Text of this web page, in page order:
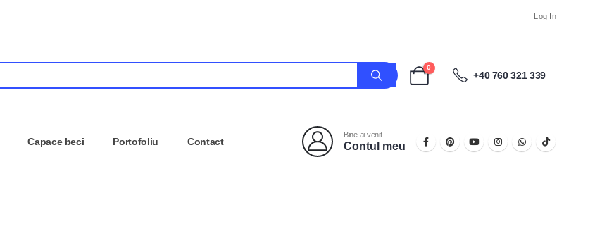
Log In
0
+40 760 321 339
Capace beci Portofoliu Contact
Bine ai venit
Contul meu